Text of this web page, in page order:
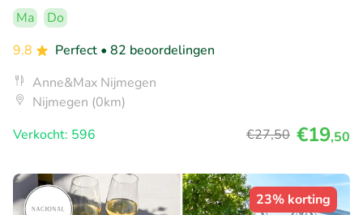
Ma
Do
9.8
Perfect • 82 beoordelingen
Anne&Max Nijmegen
Nijmegen (0km)
Verkocht: 596
€27,50 €19,50
23% korting